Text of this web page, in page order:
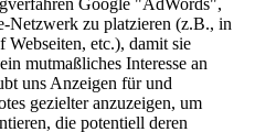
Google "AdWords",
Netzwerk zu platzieren (z.B., in
Webseiten, etc.), damit sie
mutmaßliches Interesse an
uns Anzeigen für und
gezielter anzuzeigen, um
die potentiell deren